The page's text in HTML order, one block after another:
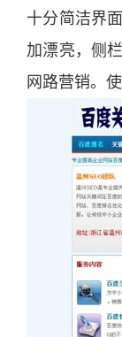
十分简洁界
加漂亮，侧
网路营销。